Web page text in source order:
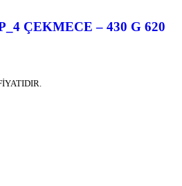
ÇEKMECE – 430 G 620